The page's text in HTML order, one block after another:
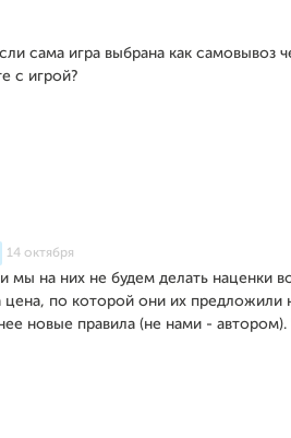
сама игра выбрана как самовывоз
с игрой?
14 октября
мы на них не будем делать наценки
по которой они их предложили
новые правила (не нами -